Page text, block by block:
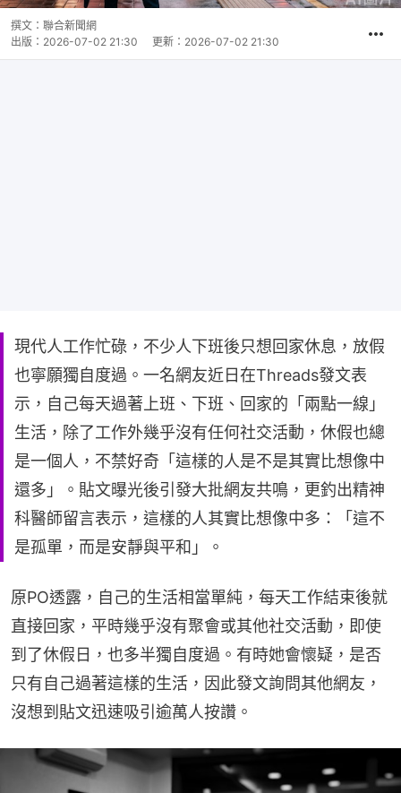
撰文： 聯合新聞網
出版： 2026-07-02 21:30 更新： 2026-07-02 21:30
現代人工作忙碌，不少人下班後只想回家休息，放假
也寧願獨自度過。一名網友近日在Threads發文表
示，自己每天過著上班、下班、回家的「兩點一線」
生活，除了工作外幾乎沒有任何社交活動，休假也總
是一個人，不禁好奇「這樣的人是不是其實比想像中
還多」。貼文曝光後引發大批網友共鳴，更釣出精神
科醫師留言表示，這樣的人其實比想像中多：「這不
是孤單，而是安靜與平和」。
原PO透露，自己的生活相當單純，每天工作結束後就
直接回家，平時幾乎沒有聚會或其他社交活動，即使
到了休假日，也多半獨自度過。有時她會懷疑，是否
只有自己過著這樣的生活，因此發文詢問其他網友，
沒想到貼文迅速吸引逾萬人按讚。